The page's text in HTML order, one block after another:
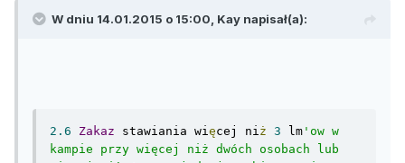
W dniu 14.01.2015 o 15:00, Kay napisał(a):
2.6 Zakaz stawiania więcej niż 3 lm 'ow w
kampie przy więcej niż dwóch osobach lub